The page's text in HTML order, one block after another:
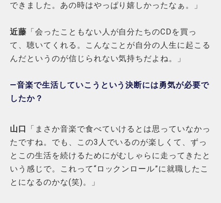
できました。あの時はやっぱり嬉しかったなぁ。」
近藤 「会ったこともない人が自分たちのCDを買っ
て、聴いてくれる。こんなことが自分の人生に起こる
んだというのが信じられない気持ちだよね。」
―音楽で生活していこうという決断には勇気が必要で
したか？
山口
「まさか音楽で食べていけるとは思っていなかっ
たですね。でも、この3人でいるのが楽しくて、ずっ
とこの生活を続けるためにがむしゃらに走ってきたと
いう感じで。これって“ロックンロール”に就職したこ
とになるのかな(笑)。」